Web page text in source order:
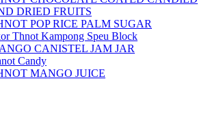
DRIED FRUITS
POP RICE PALM SUGAR
Thnot Kampong Speu Block
CANISTEL JAM JAR
Candy
MANGO JUICE